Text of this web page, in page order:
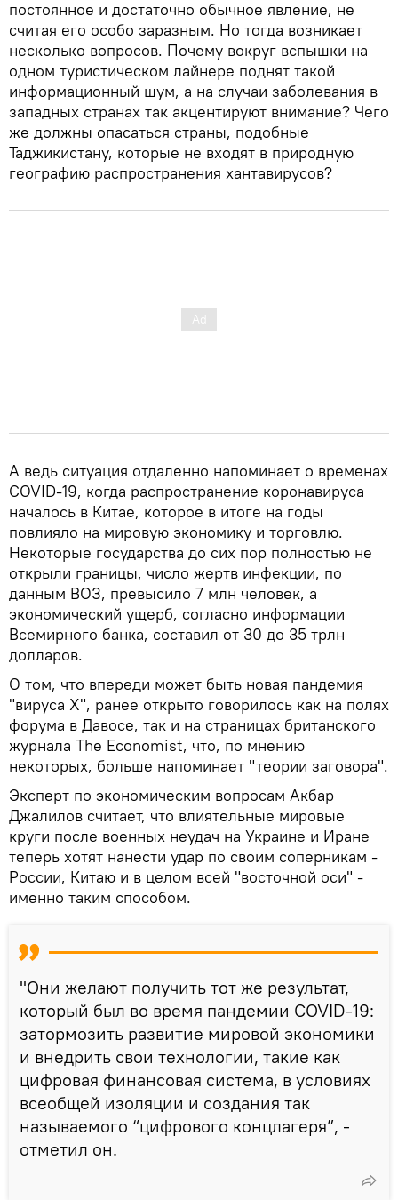
постоянное и достаточно обычное явление, не
считая его особо заразным. Но тогда возникает
несколько вопросов. Почему вокруг вспышки на
одном туристическом лайнере поднят такой
информационный шум, а на случаи заболевания в
западных странах так акцентируют внимание? Чего
же должны опасаться страны, подобные
Таджикистану, которые не входят в природную
географию распространения хантавирусов?
А ведь ситуация отдаленно напоминает о временах
COVID-19, когда распространение коронавируса
началось в Китае, которое в итоге на годы
повлияло на мировую экономику и торговлю.
Некоторые государства до сих пор полностью не
открыли границы, число жертв инфекции, по
данным ВОЗ, превысило 7 млн человек, а
экономический ущерб, согласно информации
Всемирного банка, составил от 30 до 35 трлн
долларов.
О том, что впереди может быть новая пандемия
"вируса X", ранее открыто говорилось как на полях
форума в Давосе, так и на страницах британского
журнала The Economist, что, по мнению
некоторых, больше напоминает "теории заговора".
Эксперт по экономическим вопросам Акбар
Джалилов считает, что влиятельные мировые
круги после военных неудач на Украине и Иране
теперь хотят нанести удар по своим соперникам -
России, Китаю и в целом всей "восточной оси" -
именно таким способом.
"Они желают получить тот же результат,
который был во время пандемии COVID-19:
затормозить развитие мировой экономики
и внедрить свои технологии, такие как
цифровая финансовая система, в условиях
всеобщей изоляции и создания так
называемого “цифрового концлагеря”, -
отметил он.